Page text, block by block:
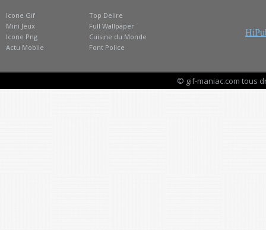
Icone Gif
Mini Jeux
Icone Png
Actu Mobile
Top Delire
Full Wallpaper
Cuisine du Monde
Font Police
© gif-maniac.com tous